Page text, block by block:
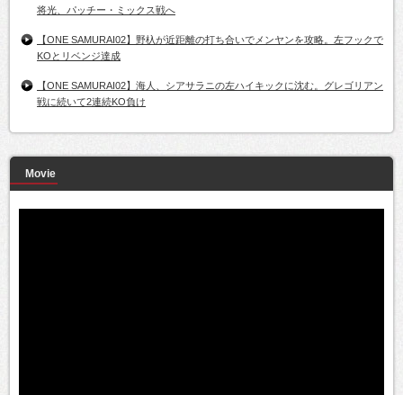
将光、パッチー・ミックス戦へ
【ONE SAMURAI02】野杁が近距離の打ち合いでメンヤンを攻略。左フックで
KOとリベンジ達成
【ONE SAMURAI02】海人、シアサラニの左ハイキックに沈む。グレゴリアン
戦に続いて2連続KO負け
Movie